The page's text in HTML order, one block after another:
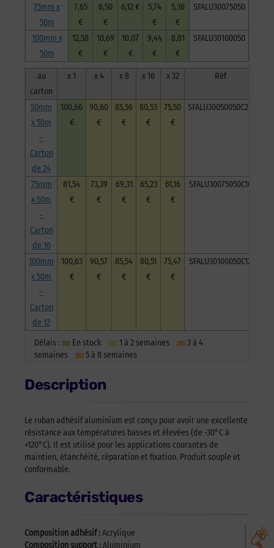
75mm x
50m
7,65
€
6,50
€
6,12 €
5,74
€
5,36
€
SFALU30075050
100mm x
50m
12,58
€
10,69
€
10,07
€
9,44
€
8,81
€
SFALU30100050
au
carton
x 1 x 4 x 8 x 16 x 32 Réf
50mm
x 50m
–
Carton
de 24
100,66
€
90,60
€
85,56
€
80,53
€
75,50
€
SFALU30050050C24
75mm
x 50m
–
Carton
de 16
81,54
€
73,39
€
69,31
€
65,23
€
61,16
€
SFALU30075050C16
100mm
x 50m
–
Carton
de 12
100,63
€
90,57
€
85,54
€
80,51
€
75,47
€
SFALU30100050C12
Délais : En stock 1 à 2 semaines
3 à 4
semaines
5 à 8 semaines
Description
Le ruban adhésif aluminium est conçu pour avoir une excellente
résistance aux températures basses et élevées (de -30°C à
+120°C). Il est utilisé pour les applications courantes de
maintien, étanchéité, réparation et fixation. Produit souple et
conformable.
Caractéristiques
Composition adhésif :Acrylique
Composition support :Aluminium